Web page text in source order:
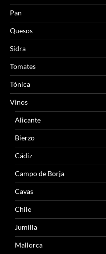
Pan
Quesos
Sidra
Tomates
Tónica
Vinos
Alicante
Bierzo
Cádiz
Campo de Borja
Cavas
Chile
Jumilla
Mallorca